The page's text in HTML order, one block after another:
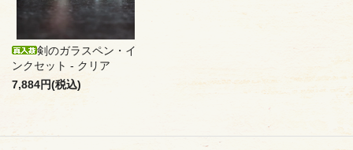
剣のガラスペン・イ
ンクセット - クリア
7,884円(税込)